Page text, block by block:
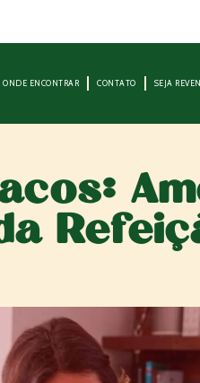
ONDE ENCONTRAR CONTATO SEJA